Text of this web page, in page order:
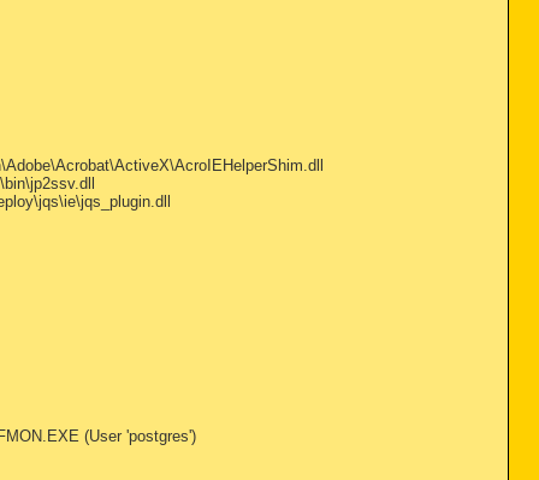
(User 'postgres')